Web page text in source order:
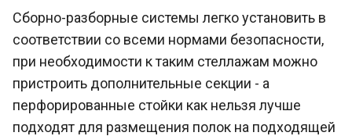
Сборно-разборные системы легко установить в
соответствии со всеми нормами безопасности,
при необходимости к таким стеллажам можно
пристроить дополнительные секции - а
перфорированные стойки как нельзя лучше
подходят для размещения полок на подходящей